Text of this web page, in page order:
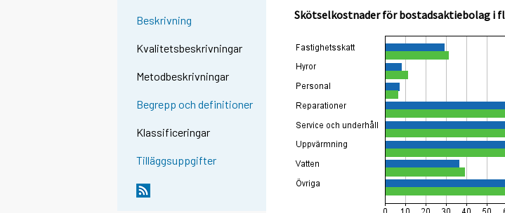
Beskrivning
Kvalitetsbeskrivningar
Metodbeskrivningar
Begrepp och definitioner
Klassificeringar
Tilläggsuppgifter
Skötselkostnader för bostadsaktiebolag i